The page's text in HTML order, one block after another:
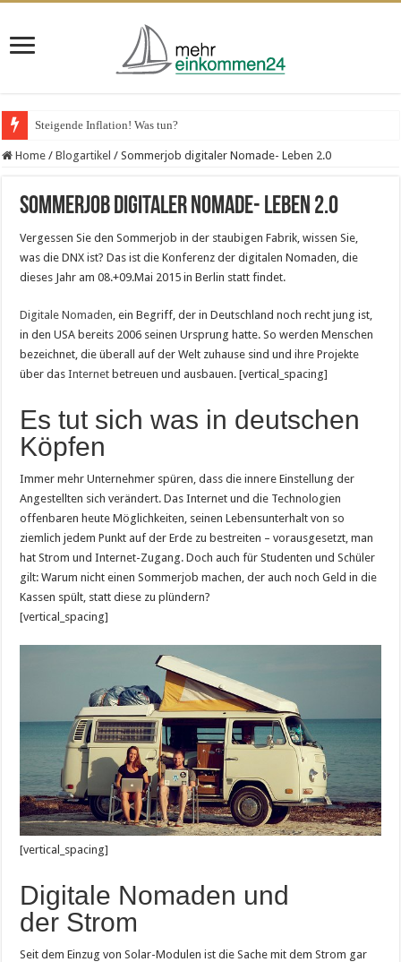
Steigende Inflation! Was tun?
Home / Blogartikel / Sommerjob digitaler Nomade- Leben 2.0
Sommerjob digitaler Nomade- Leben 2.0
Vergessen Sie den Sommerjob in der staubigen Fabrik, wissen Sie,
was die DNX ist? Das ist die Konferenz der digitalen Nomaden, die
dieses Jahr am 08.+09.Mai 2015 in Berlin statt findet.
Digitale Nomaden, ein Begriff, der in Deutschland noch recht jung ist,
in den USA bereits 2006 seinen Ursprung hatte. So werden Menschen
bezeichnet, die überall auf der Welt zuhause sind und ihre Projekte
über dasInternet betreuen und ausbauen. [vertical_spacing]
Es tut sich was in deutschen
Köpfen
Immer mehr Unternehmer spüren, dass die innere Einstellung der
Angestellten sich verändert. Das Internet und die Technologien
offenbaren heute Möglichkeiten, seinen Lebensunterhalt von so
ziemlich jedem Punkt auf der Erde zu bestreiten – vorausgesetzt, man
hat Strom und Internet-Zugang. Doch auch für Studenten und Schüler
gilt: Warum nicht einen Sommerjob machen, der auch noch Geld in die
Kassen spült, statt diese zu plündern?
[vertical_spacing]
[vertical_spacing]
Digitale Nomaden und
der Strom
Seit dem Einzug von Solar-Modulen ist die Sache mit dem Strom gar